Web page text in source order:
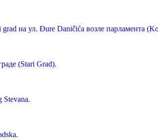
на ул. Đure Daničića возле парламента
(Stari Grad).
Stevana.